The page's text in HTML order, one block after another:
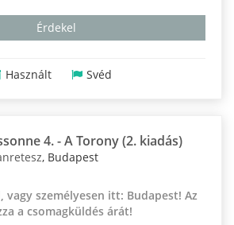
Érdekel
Használt Svéd
4. - A Torony (2. kiadás)
, Budapest
vagy személyesen itt: Budapest! Az
a csomagküldés árát!